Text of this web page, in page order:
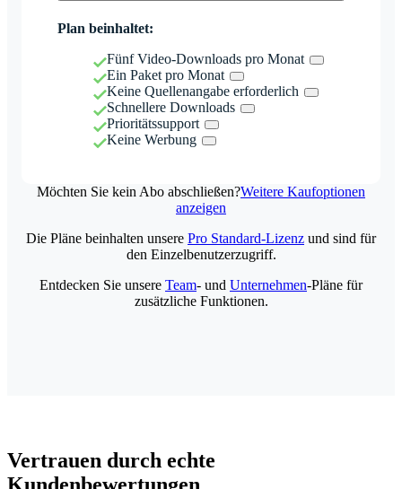
Plan beinhaltet:
Fünf Video-Downloads pro Monat
Ein Paket pro Monat
Keine Quellenangabe erforderlich
Schnellere Downloads
Prioritätssupport
Keine Werbung
Möchten Sie kein Abo abschließen?Weitere Kaufoptionen
anzeigen
Die Pläne beinhalten unsere Pro Standard-Lizenz und sind für
den Einzelbenutzerzugriff.
Entdecken Sie unsere Team- und Unternehmen-Pläne für
zusätzliche Funktionen.
Vertrauen durch echte